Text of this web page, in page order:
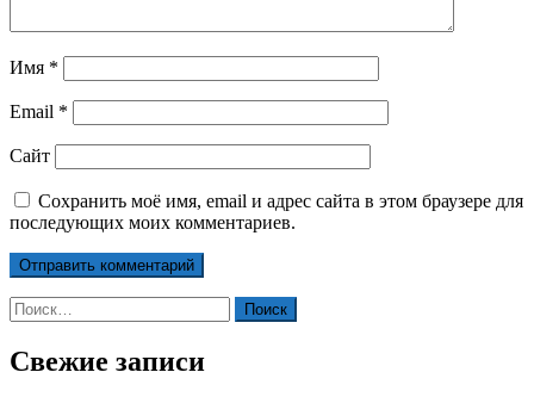
Имя *
Email *
Сайт
Сохранить моё имя, email и адрес сайта в этом браузере для
последующих моих комментариев.
Найти:
Свежие записи